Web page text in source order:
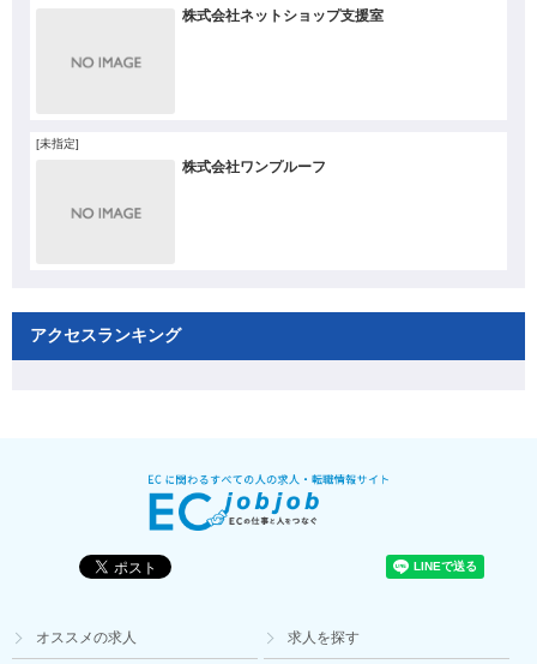
株式会社ネットショップ支援室
[未指定]
株式会社ワンプルーフ
アクセスランキング
オススメの求人 求人を探す